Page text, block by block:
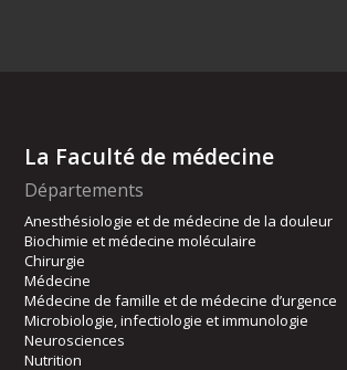
La Faculté de médecine
Départements
Anesthésiologie et de médecine de la douleur
Biochimie et médecine moléculaire
Chirurgie
Médecine
Médecine de famille et de médecine d’urgence
Microbiologie, infectiologie et immunologie
Neurosciences
Nutrition